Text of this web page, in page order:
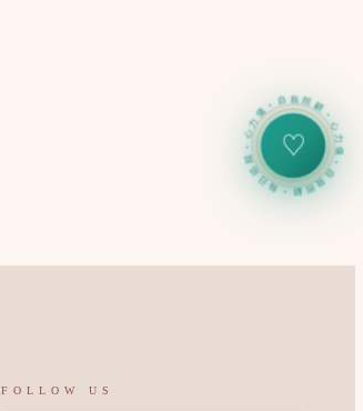
FOLLOW US
心力儀・自我照顧・每日追蹤・心力儀・自我照顧・每日追蹤・
♡